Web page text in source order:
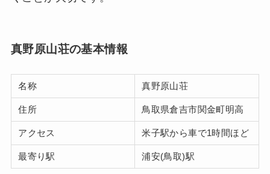
真野原山荘の基本情報
名称 真野原山荘
住所 鳥取県倉吉市関金町明高
アクセス 米子駅から車で1時間ほど
最寄り駅 浦安(鳥取)駅